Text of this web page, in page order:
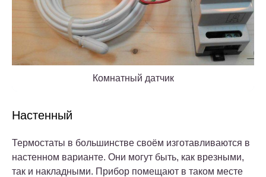
Комнатный датчик
Настенный
Термостаты в большинстве своём изготавливаются в
настенном варианте. Они могут быть, как врезными,
так и накладными. Прибор помещают в таком месте